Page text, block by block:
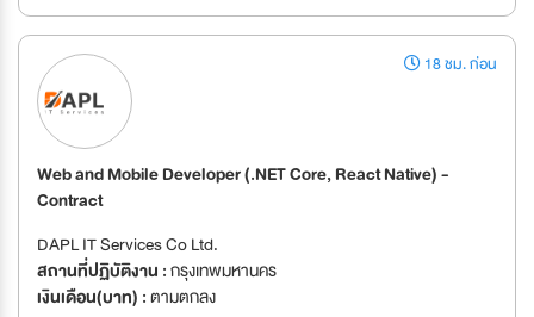
18 ชม. ก่อน
Web and Mobile Developer (.NET Core, React Native) -
Contract
DAPL IT Services Co Ltd.
สถานที่ปฏิบัติงาน :กรุงเทพมหานคร
เงินเดือน(บาท) :ตามตกลง